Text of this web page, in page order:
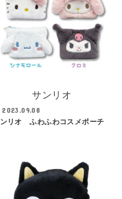
サンリオ
2023.09.08
リオ ふわふわコスメポーチ